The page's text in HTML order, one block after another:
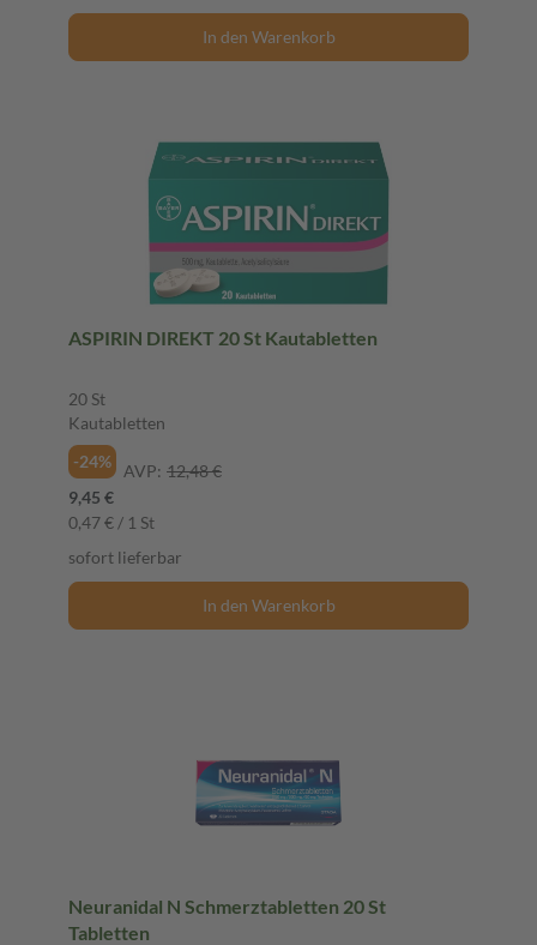
In den Warenkorb
ASPIRIN DIREKT 20 St Kautabletten
20 St
Kautabletten
-24%
AVP: 12,48 €
9,45 €
0,47 € / 1 St
sofort lieferbar
In den Warenkorb
Neuranidal N Schmerztabletten 20 St
Tabletten